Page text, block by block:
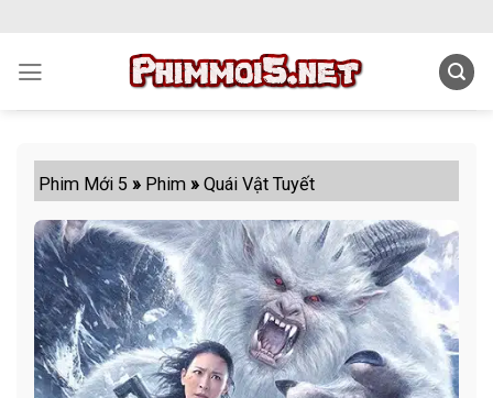
content
Phim Mới 5 » Phim »Quái Vật Tuyết